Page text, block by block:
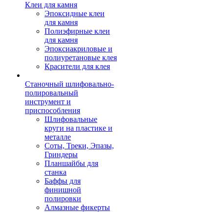
Клеи для камня
Эпоксидные клеи
для камня
Полиэфирные клеи
для камня
Эпоксиакриловые и
полиуретановые клея
Красители для клея
Станочный шлифовально-
полировальный
инструмент и
приспособления
Шлифовальные
круги на пластике и
металле
Соты, Треки, Эпазы,
Гриндеры
Планшайбы для
станка
Баффы для
финишной
полировки
Алмазные фикерты